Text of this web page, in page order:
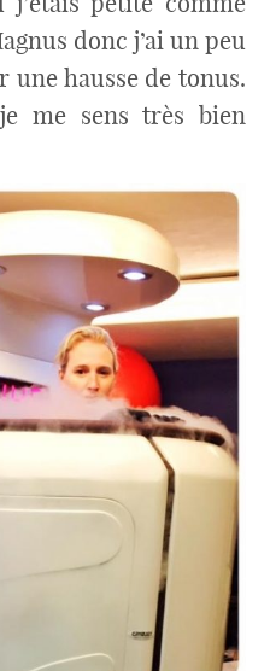
donc j’ai un peu
hausse de tonus.
me sens très bien